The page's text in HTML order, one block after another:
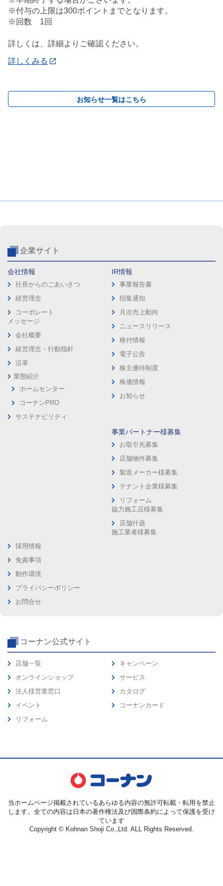
※付与の上限は300ポイントまでとなります。
※回数 1回
詳しくは、詳細よりご確認ください。
詳しくみる
お知らせ一覧はこちら
企業サイト
会社情報
社長からのごあいさつ
経営理念
コーポレート
メッセージ
会社概要
経営理念・行動指針
沿革
業態紹介
ホームセンター
コーナンPRO
サステナビリティ
IR情報
事業報告書
招集通知
月次売上動向
ニュースリリース
格付情報
電子公告
株主優待制度
株価情報
お知らせ
事業パートナー様募集
お取引先募集
店舗物件募集
製造メーカー様募集
テナント企業様募集
リフォーム
協力施工店様募集
店舗什器
施工業者様募集
採用情報
免責事項
動作環境
プライバシーポリシー
お問合せ
コーナン公式サイト
店舗一覧
オンラインショップ
法人様営業窓口
イベント
リフォーム
キャンペーン
サービス
カタログ
コーナンカード
当ホームページ掲載されているあらゆる内容の無許可転載・転用を禁止
します。全ての内容は日本の著作権法及び国際条約によって保護を受け
ています
Copyright © Kohnan Shoji Co.,Ltd. ALL Rights Reserved.